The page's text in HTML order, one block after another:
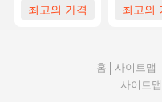
폐수 처리 공장
최고의 가격
TP304L
접 파이프
최고의
홈 사이트맵
사이트맵